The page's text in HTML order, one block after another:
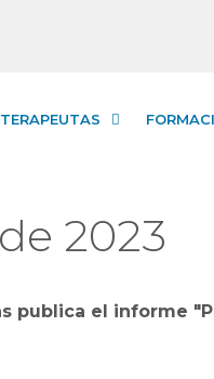
2023
publica el informe